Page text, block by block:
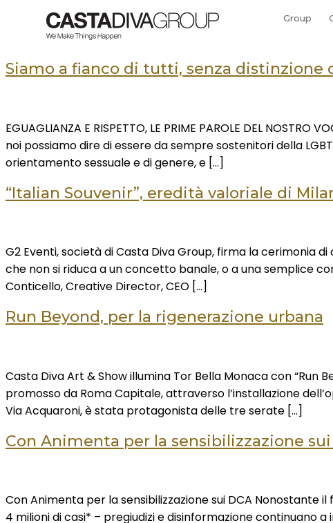
Group
Siamo a fianco di tutti, senza distinzione
EGUAGLIANZA E RISPETTO, LE PRIME PAROLE DEL
noi possiamo dire di essere da sempre sostenitori della
orientamento sessuale e di genere, e […]
“Italian Souvenir”, eredità valoriale di
G2 Eventi, società di Casta Diva Group, firma la cerimonia
che non si riduca a un concetto banale, o a una semplice
Conticello, Creative Director, CEO […]
Run Beyond, per la rigenerazione urbana
Casta Diva Art & Show illumina Tor Bella Monaca con “Run
promosso da Roma Capitale, attraverso l’installazione
Via Acquaroni, è stata protagonista delle tre serate […]
Con Animenta per la sensibilizzazione sui
Con Animenta per la sensibilizzazione sui DCA
4 milioni di casi* – pregiudizi e disinformazione continuano